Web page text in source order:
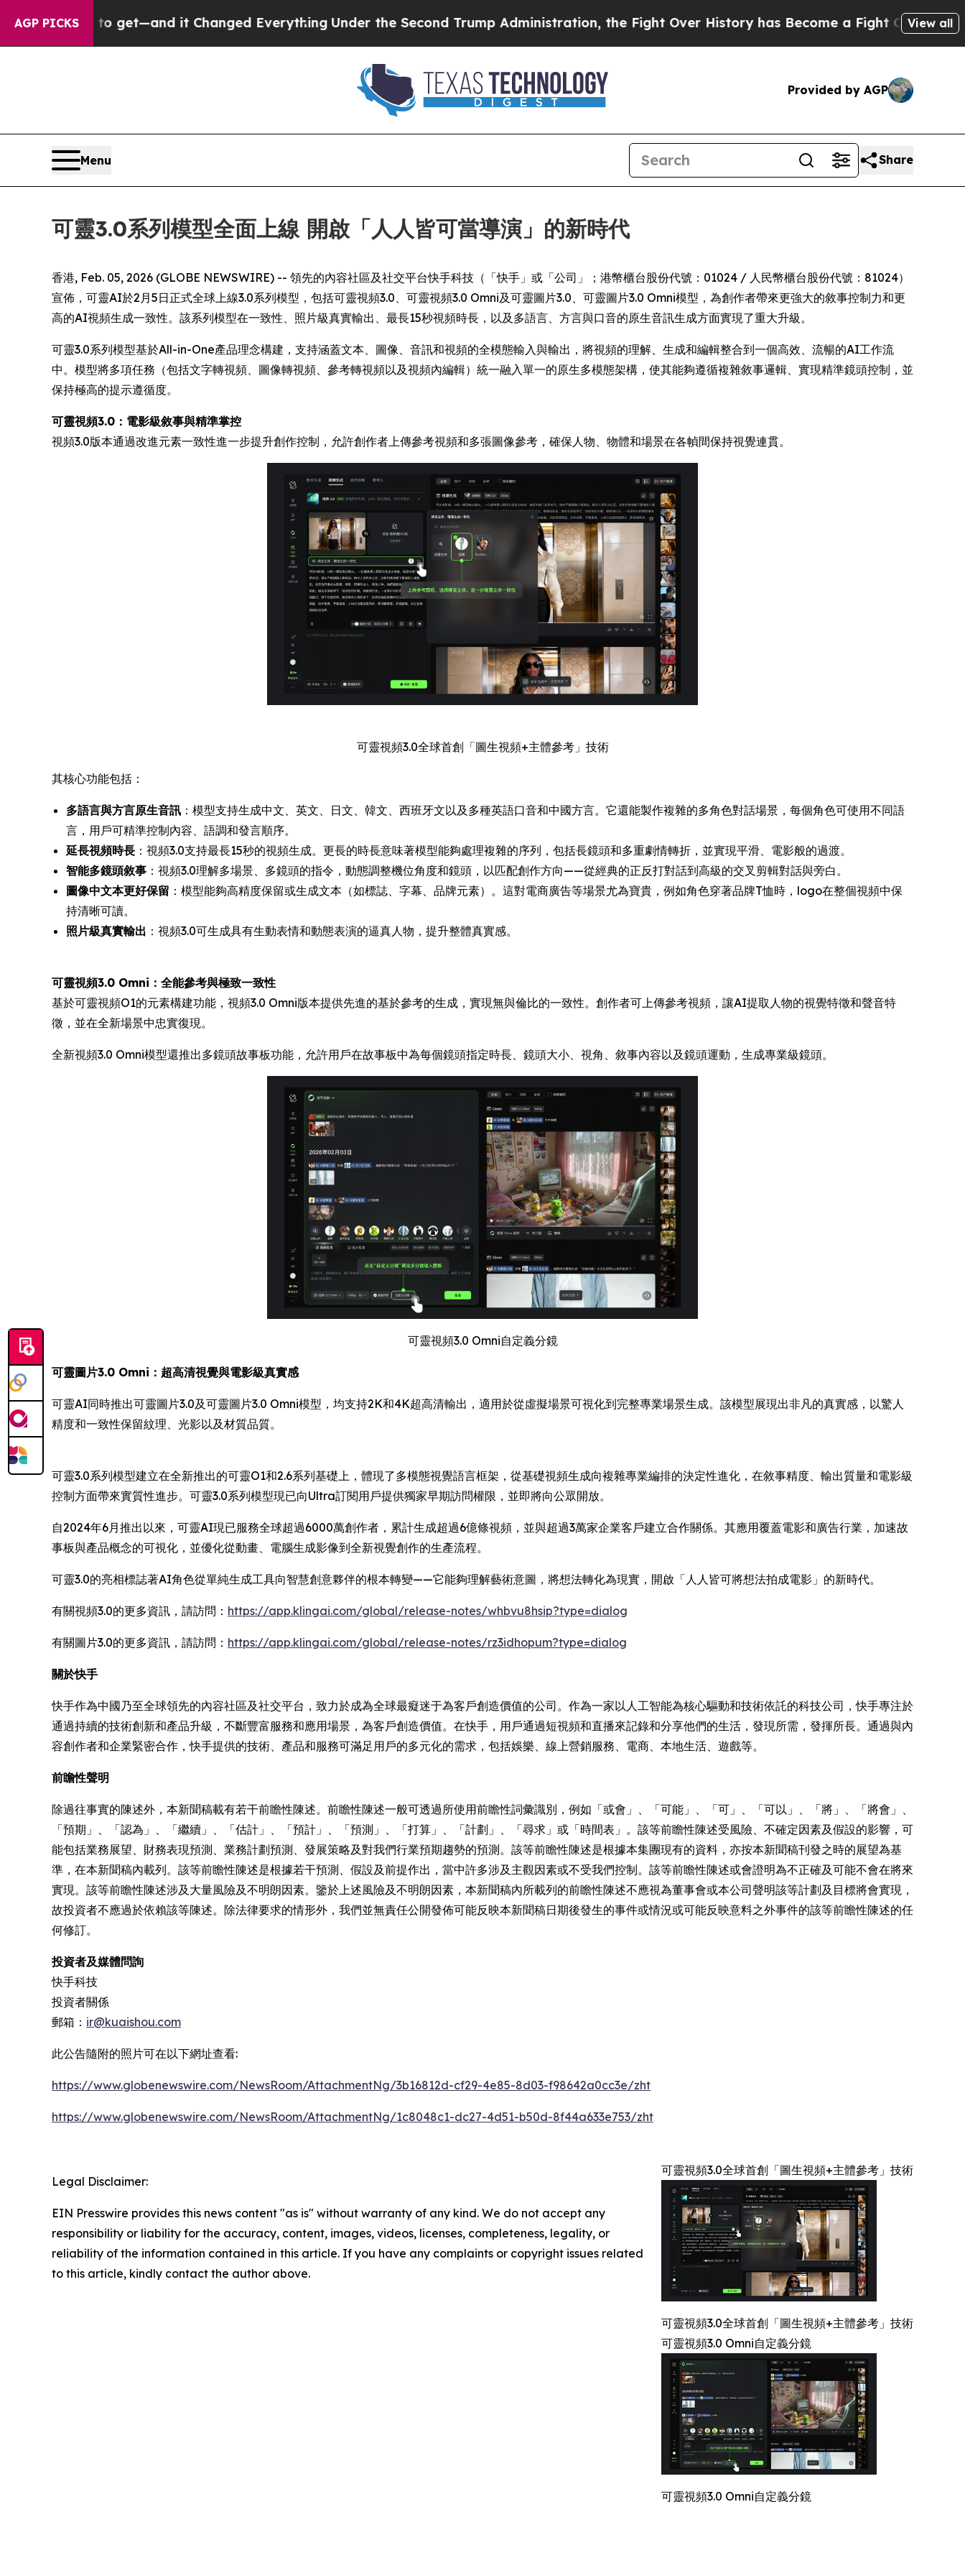
AGP PICKS
get—and it Changed EverythingUnder the Second Trump Administration, the Fight Over History has Become a Fight Over Democracy. Who
View all
Provided by AGP
Menu Share
可靈3.0系列模型全面上線 開啟「人人皆可當導演」的新時代
香港, Feb. 05, 2026 (GLOBE NEWSWIRE) -- 領先的內容社區及社交平台快手科技（「快手」或「公司」；港幣櫃台股份代號：01024 / 人民幣櫃台股份代號：81024）
宣佈，可靈AI於2月5日正式全球上線3.0系列模型，包括可靈視頻3.0、可靈視頻3.0 Omni及可靈圖片3.0、可靈圖片3.0 Omni模型，為創作者帶來更強大的敘事控制力和更
高的AI視頻生成一致性。該系列模型在一致性、照片級真實輸出、最長15秒視頻時長，以及多語言、方言與口音的原生音訊生成方面實現了重大升級。
可靈3.0系列模型基於All-in-One產品理念構建，支持涵蓋文本、圖像、音訊和視頻的全模態輸入與輸出，將視頻的理解、生成和編輯整合到一個高效、流暢的AI工作流
中。模型將多項任務（包括文字轉視頻、圖像轉視頻、參考轉視頻以及視頻內編輯）統一融入單一的原生多模態架構，使其能夠遵循複雜敘事邏輯、實現精準鏡頭控制，並
保持極高的提示遵循度。
可靈視頻3.0：電影級敘事與精準掌控
視頻3.0版本通過改進元素一致性進一步提升創作控制，允許創作者上傳參考視頻和多張圖像參考，確保人物、物體和場景在各幀間保持視覺連貫。
可靈視頻3.0全球首創「圖生視頻+主體參考」技術
其核心功能包括：
多語言與方言原生音訊 ：模型支持生成中文、英文、日文、韓文、西班牙文以及多種英語口音和中國方言。它還能製作複雜的多角色對話場景，每個角色可使用不同語
言，用戶可精準控制內容、語調和發言順序。
延長視頻時長 ：視頻3.0支持最長15秒的視頻生成。更長的時長意味著模型能夠處理複雜的序列，包括長鏡頭和多重劇情轉折，並實現平滑、電影般的過渡。
智能多鏡頭敘事 ：視頻3.0理解多場景、多鏡頭的指令，動態調整機位角度和鏡頭，以匹配創作方向——從經典的正反打對話到高級的交叉剪輯對話與旁白。
圖像中文本更好保留 ：模型能夠高精度保留或生成文本（如標誌、字幕、品牌元素）。這對電商廣告等場景尤為寶貴，例如角色穿著品牌T恤時，logo在整個視頻中保
持清晰可讀。
照片級真實輸出 ：視頻3.0可生成具有生動表情和動態表演的逼真人物，提升整體真實感。
可靈視頻3.0 Omni：全能參考與極致一致性
基於可靈視頻O1的元素構建功能，視頻3.0 Omni版本提供先進的基於參考的生成，實現無與倫比的一致性。創作者可上傳參考視頻，讓AI提取人物的視覺特徵和聲音特
徵，並在全新場景中忠實復現。
全新視頻3.0 Omni模型還推出多鏡頭故事板功能，允許用戶在故事板中為每個鏡頭指定時長、鏡頭大小、視角、敘事內容以及鏡頭運動，生成專業級鏡頭。
可靈視頻3.0 Omni自定義分鏡
可靈圖片3.0 Omni：超高清視覺與電影級真實感
可靈AI同時推出可靈圖片3.0及可靈圖片3.0 Omni模型，均支持2K和4K超高清輸出，適用於從虛擬場景可視化到完整專業場景生成。該模型展現出非凡的真實感，以驚人
精度和一致性保留紋理、光影以及材質品質。
可靈3.0系列模型建立在全新推出的可靈O1和2.6系列基礎上，體現了多模態視覺語言框架，從基礎視頻生成向複雜專業編排的決定性進化，在敘事精度、輸出質量和電影級
控制方面帶來實質性進步。可靈3.0系列模型現已向Ultra訂閱用戶提供獨家早期訪問權限，並即將向公眾開放。
自2024年6月推出以來，可靈AI現已服務全球超過6000萬創作者，累計生成超過6億條視頻，並與超過3萬家企業客戶建立合作關係。其應用覆蓋電影和廣告行業，加速故
事板與產品概念的可視化，並優化從動畫、電腦生成影像到全新視覺創作的生產流程。
可靈3.0的亮相標誌著AI角色從單純生成工具向智慧創意夥伴的根本轉變——它能夠理解藝術意圖，將想法轉化為現實，開啟「人人皆可將想法拍成電影」的新時代。
有關視頻3.0的更多資訊，請訪問： https://app.klingai.com/global/release-notes/whbvu8hsip?type=dialog
有關圖片3.0的更多資訊，請訪問： https://app.klingai.com/global/release-notes/rz3idhopum?type=dialog
關於快手
快手作為中國乃至全球領先的內容社區及社交平台，致力於成為全球最癡迷于為客戶創造價值的公司。作為一家以人工智能為核心驅動和技術依託的科技公司，快手專注於
通過持續的技術創新和產品升級，不斷豐富服務和應用場景，為客戶創造價值。在快手，用戶通過短視頻和直播來記錄和分享他們的生活，發現所需，發揮所長。通過與內
容創作者和企業緊密合作，快手提供的技術、產品和服務可滿足用戶的多元化的需求，包括娛樂、線上營銷服務、電商、本地生活、遊戲等。
前瞻性聲明
除過往事實的陳述外，本新聞稿載有若干前瞻性陳述。前瞻性陳述一般可透過所使用前瞻性詞彙識別，例如「或會」、「可能」、「可」、「可以」、「將」、「將會」、
「預期」、「認為」、「繼續」、「估計」、「預計」、「預測」、「打算」、「計劃」、「尋求」或「時間表」。該等前瞻性陳述受風險、不確定因素及假設的影響，可
能包括業務展望、財務表現預測、業務計劃預測、發展策略及對我們行業預期趨勢的預測。該等前瞻性陳述是根據本集團現有的資料，亦按本新聞稿刊發之時的展望為基
準，在本新聞稿內載列。該等前瞻性陳述是根據若干預測、假設及前提作出，當中許多涉及主觀因素或不受我們控制。該等前瞻性陳述或會證明為不正確及可能不會在將來
實現。該等前瞻性陳述涉及大量風險及不明朗因素。鑒於上述風險及不明朗因素，本新聞稿內所載列的前瞻性陳述不應視為董事會或本公司聲明該等計劃及目標將會實現，
故投資者不應過於依賴該等陳述。除法律要求的情形外，我們並無責任公開發佈可能反映本新聞稿日期後發生的事件或情況或可能反映意料之外事件的該等前瞻性陳述的任
何修訂。
投資者及媒體問詢
快手科技
投資者關係
郵箱： ir@kuaishou.com
此公告隨附的照片可在以下網址查看:
https://www.globenewswire.com/NewsRoom/AttachmentNg/3b16812d-cf29-4e85-8d03-f98642a0cc3e/zht
https://www.globenewswire.com/NewsRoom/AttachmentNg/1c8048c1-dc27-4d51-b50d-8f44a633e753/zht
可靈視頻3.0全球首創「圖生視頻+主體參考」技術
可靈視頻3.0全球首創「圖生視頻+主體參考」技術
可靈視頻3.0 Omni自定義分鏡
可靈視頻3.0 Omni自定義分鏡
Legal Disclaimer:
EIN Presswire provides this news content "as is" without warranty of any kind. We do not accept any
responsibility or liability for the accuracy, content, images, videos, licenses, completeness, legality, or
reliability of the information contained in this article. If you have any complaints or copyright issues related
to this article, kindly contact the author above.